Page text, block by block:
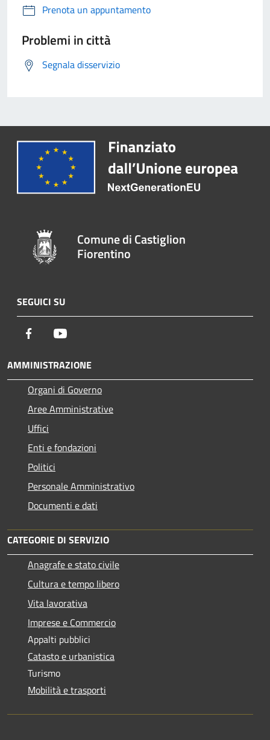
Prenota un appuntamento
Problemi in città
Segnala disservizio
Comune di Castiglion
Fiorentino
SEGUICI SU
Facebook
AMMINISTRAZIONE
Organi di Governo
Aree Amministrative
Uffici
Enti e fondazioni
Politici
Personale Amministrativo
Documenti e dati
CATEGORIE DI SERVIZIO
Anagrafe e stato civile
Cultura e tempo libero
Vita lavorativa
Imprese e Commercio
Appalti pubblici
Catasto e urbanistica
Turismo
Mobilità e trasporti